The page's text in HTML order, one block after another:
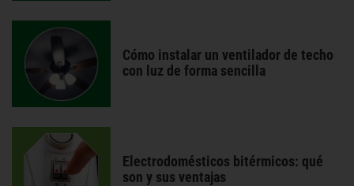
Cómo instalar un ventilador de techo
con luz de forma sencilla
Electrodomésticos bitérmicos: qué
son y sus ventajas